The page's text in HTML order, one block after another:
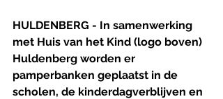
HULDENBERG - In samenwerking
met Huis van het Kind (logo boven)
Huldenberg worden er
pamperbanken geplaatst in de
scholen, de kinderdagverblijven en